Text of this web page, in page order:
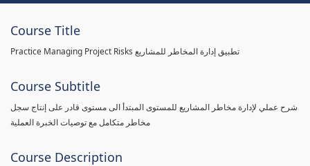
Course Title
Practice Managing Project Risks تطبيق إدارة المخاطر للمشاريع
Course Subtitle
شرح عملي لإدارة مخاطر المشاريع للمستوى المبتدأ الى مستوى قادر على إنتاج سجل
مخاطر متكامل مع توصيات الخبرة العملية
Course Description